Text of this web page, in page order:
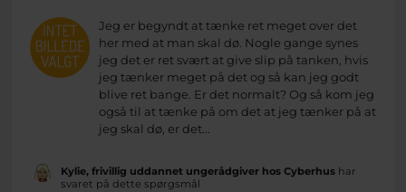
Jeg er begyndt at tænke ret meget over det
her med at man skal dø. Nogle gange synes
jeg det er ret svært at give slip på tanken, hvis
jeg tænker meget på det og så kan jeg godt
blive ret bange. Er det normalt? Og så kom jeg
også til at tænke på om det at jeg tænker på at
jeg skal dø, er det...
Kylie, frivillig uddannet ungerådgiver hos Cyberhushar
svaret på dette spørgsmål